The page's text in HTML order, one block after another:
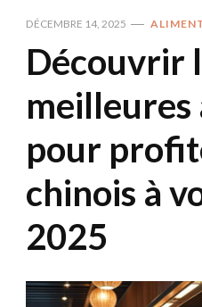
DÉCEMBRE 14, 2025
Découvrir
meilleures
pour
chinois à
2025